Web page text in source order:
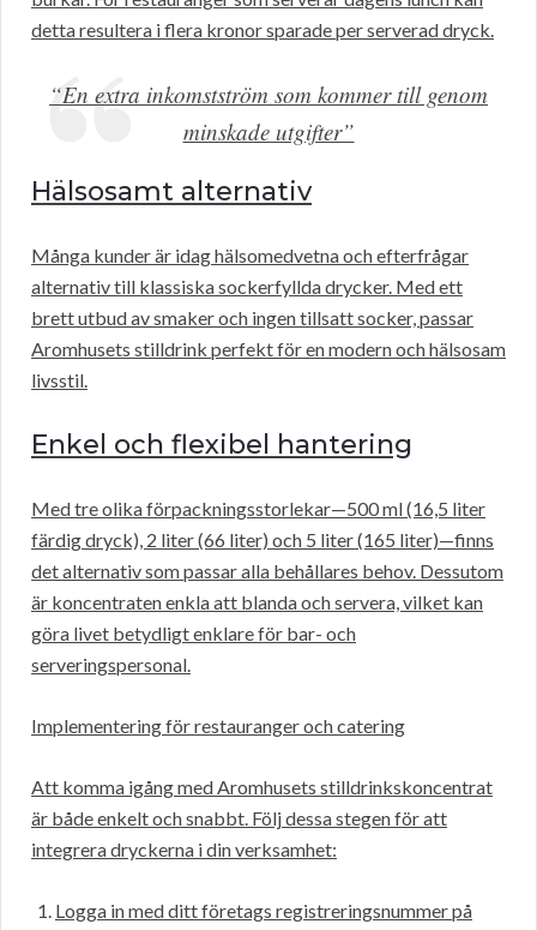
detta resultera i flera kronor sparade per serverad dryck.
“En extra inkomstström som kommer till genom
minskade utgifter”
Hälsosamt alternativ
Många kunder är idag hälsomedvetna och efterfrågar
alternativ till klassiska sockerfyllda drycker. Med ett
brett utbud av smaker och ingen tillsatt socker, passar
Aromhusets stilldrink perfekt för en modern och hälsosam
livsstil.
Enkel och flexibel hantering
Med tre olika förpackningsstorlekar—500 ml (16,5 liter
färdig dryck), 2 liter (66 liter) och 5 liter (165 liter)—finns
det alternativ som passar alla behållares behov. Dessutom
är koncentraten enkla att blanda och servera, vilket kan
göra livet betydligt enklare för bar- och
serveringspersonal.
Implementering för restauranger och catering
Att komma igång med Aromhusets stilldrinkskoncentrat
är både enkelt och snabbt. Följ dessa stegen för att
integrera dryckerna i din verksamhet:
Logga in med ditt företags registreringsnummer på